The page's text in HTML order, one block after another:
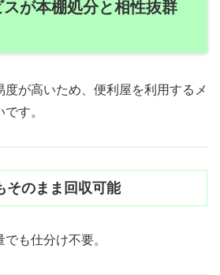
が本棚処分と相性抜群
が高いため、便利屋を利用するメ
す。
そのまま回収可能
も仕分け不要。